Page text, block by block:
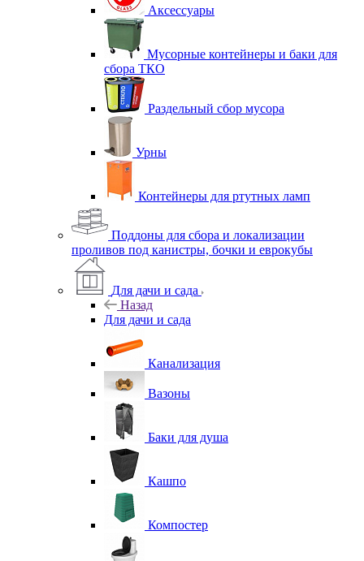
Аксессуары
Мусорные контейнеры и баки для
сбора ТКО
Раздельный сбор мусора
Урны
Контейнеры для ртутных ламп
Поддоны для сбора и локализации
проливов под канистры, бочки и еврокубы
Для дачи и сада
Назад
Для дачи и сада
Канализация
Вазоны
Баки для душа
Кашпо
Компостер